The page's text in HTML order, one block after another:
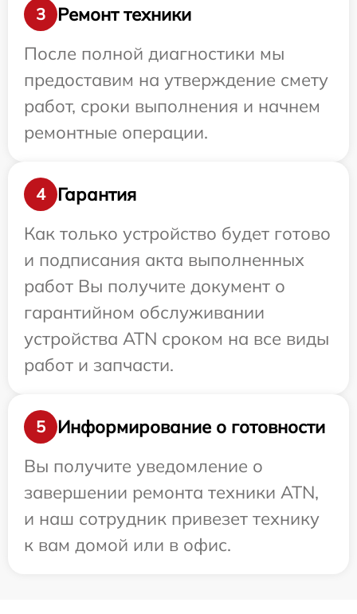
3
Ремонт техники
После полной диагностики мы
предоставим на утверждение смету
работ, сроки выполнения и начнем
ремонтные операции.
4
Гарантия
Как только устройство будет готово
и подписания акта выполненных
работ Вы получите документ о
гарантийном обслуживании
устройства ATN сроком на все виды
работ и запчасти.
5
Информирование о готовности
Вы получите уведомление о
завершении ремонта техники ATN,
и наш сотрудник привезет технику
к вам домой или в офис.